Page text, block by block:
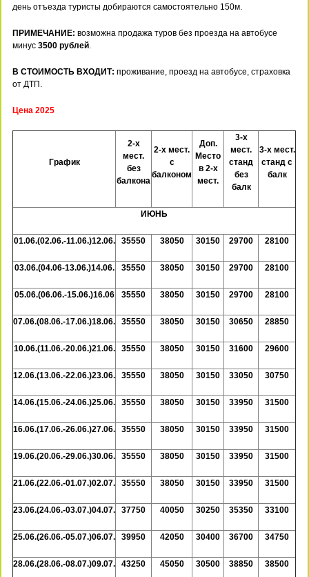
день отъезда туристы добираются самостоятельно 150м.
ПРИМЕЧАНИЕ:возможна продажа туров без проезда на автобусе
минус3500 рублей.
В СТОИМОСТЬ ВХОДИТ:проживание, проезд на автобусе, страховка
от ДТП.
Цена 2025
График
2-х
мест.
без
балкона
2-х мест.
с
балконом
Доп.
Место
в 2-х
мест.
3-х
мест.
станд
без
балк
3-х мест.
станд с
балк
ИЮНЬ
01.06.(02.06.-11.06.)12.06. 35550 38050 30150 29700 28100
03.06.(04.06-13.06.)14.06. 35550 38050 30150 29700 28100
05.06.(06.06.-15.06.)16.06 35550 38050 30150 29700 28100
07.06.(08.06.-17.06.)18.06. 35550 38050 30150 30650 28850
10.06.(11.06.-20.06.)21.06. 35550 38050 30150 31600 29600
12.06.(13.06.-22.06.)23.06. 35550 38050 30150 33050 30750
14.06.(15.06.-24.06.)25.06. 35550 38050 30150 33950 31500
16.06.(17.06.-26.06.)27.06. 35550 38050 30150 33950 31500
19.06.(20.06.-29.06.)30.06. 35550 38050 30150 33950 31500
21.06.(22.06.-01.07.)02.07. 35550 38050 30150 33950 31500
23.06.(24.06.-03.07.)04.07. 37750 40050 30250 35350 33100
25.06.(26.06.-05.07.)06.07. 39950 42050 30400 36700 34750
28.06.(28.06.-08.07.)09.07. 43250 45050 30500 38850 38500